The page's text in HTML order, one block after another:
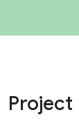
ما أسباب أهمية Project